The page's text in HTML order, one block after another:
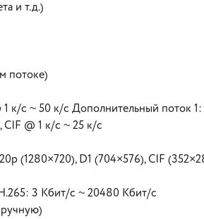
и т.д.)
потоке)
к/с ~ 50 к/с Дополнительный поток 1:
@ 1 к/с ~ 25 к/с
(1280×720), D1 (704×576), CIF
3 Кбит/с ~ 20480 Кбит/с